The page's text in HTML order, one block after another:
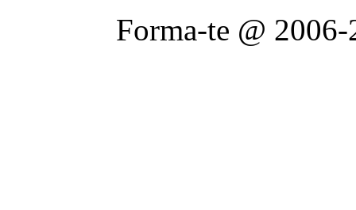
Forma-te @